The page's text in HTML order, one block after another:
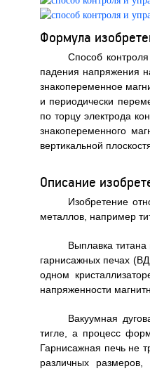
Формула
Способ
падения напряжения
знакопеременное
и периодически
по торцу электрода
знакопеременного
вертикальной
Описание
Изобретение
металлов, например
Выплавка титана
гарнисажных печах
одном
напряженности
Вакуумная
тигле, а процесс
Гарнисажная печь не
различных